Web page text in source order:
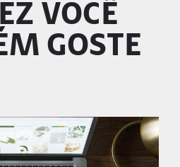
VOCÊ
GOSTE